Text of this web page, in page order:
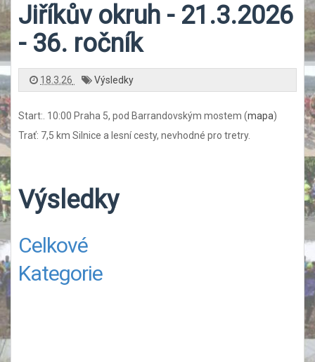
a
v
i
o
Jiříkův okruh - 21.3.2026
- 36. ročník
18.3.26 Výsledky
Start:. 10:00 Praha 5, pod Barrandovským mostem (mapa)
Trať: 7,5 km Silnice a lesní cesty, nevhodné pro tretry.
Výsledky
Celkové
Kategorie